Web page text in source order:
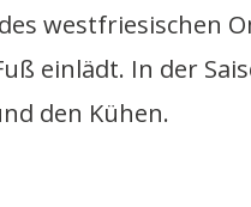
westfriesischen
einlädt. In der
den Kühen.